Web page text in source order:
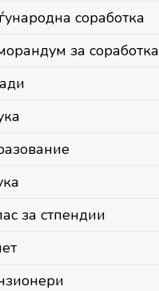
соработка
за соработка
за стпендии